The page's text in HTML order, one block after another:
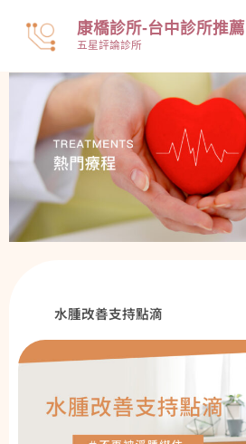
要
康橋診所-台中診所推薦
五星評論診所
水腫改善支持點滴